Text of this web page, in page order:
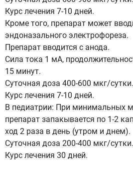
Курс лечения 7-10 дней.
Кроме того, препарат может
эндоназального электрофореза.
Препарат вводится с анода.
Сила тока 1 мА,
15 минут.
Суточная доза 400-600 мкг/сутки.
Курс лечения 7-10 дней.
В педиатрии: При минимальных
препарат запакывается по 1-2
ход 2 раза в день (утром и днем).
Суточная доза 200-400 мкг/сутки.
Курс лечения 30 дней.